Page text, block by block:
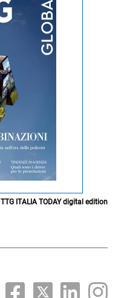
TTG ITALIA TODAY digital edition